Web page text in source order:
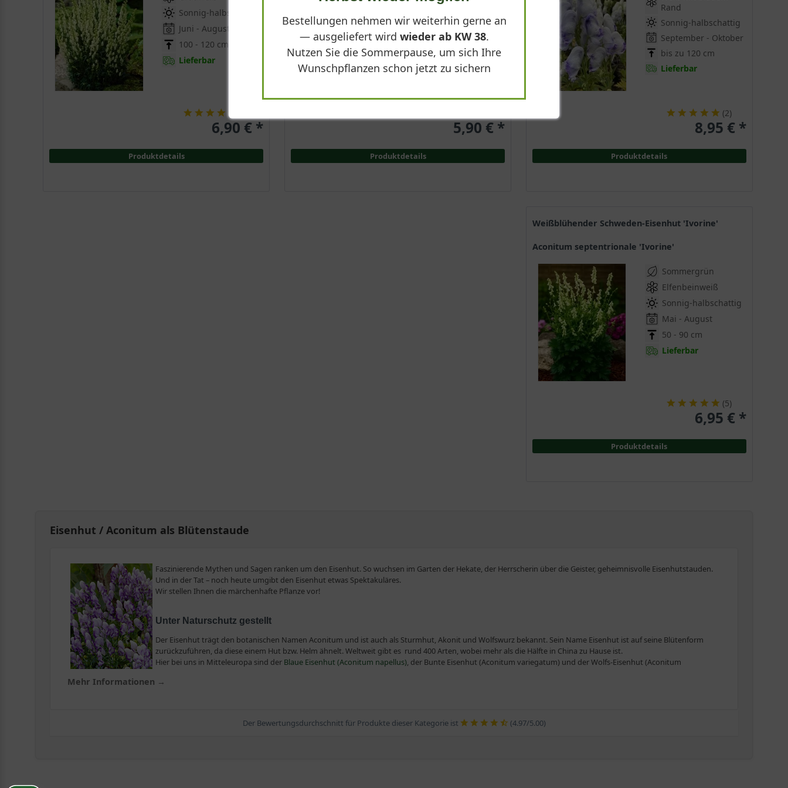
Rand
Sonnig-halbschattig
September - Oktober
bis zu 120 cm
Lieferbar
(2)
8,95 € *
Produktdetails
schattig
Juni - Oktober
50 - 90 cm
Lieferbar
5,90 € *
Produktdetails
Sonnig-halbschattig
Juni - August
100 - 120 cm
Lieferbar
6,90 € *
Produktdetails
Weißblühender Schweden-Eisenhut 'Ivorine'
Aconitum septentrionale 'Ivorine'
Sommergrün
Elfenbeinweiß
Sonnig-halbschattig
Mai - August
50 - 90 cm
Lieferbar
(5)
6,95 € *
Produktdetails
Eisenhut / Aconitum als Blütenstaude
Faszinierende Mythen und Sagen ranken um den Eisenhut. So wuchsen im Garten der Hekate, der Herrscherin über die Geister, geheimnisvolle Eisenhutstauden.
Und in der Tat – noch heute umgibt den Eisenhut etwas Spektakuläres.
Wir stellen Ihnen die märchenhafte Pflanze vor!
Unter Naturschutz gestellt
Der Eisenhut trägt den botanischen Namen Aconitum und ist auch als Sturmhut, Akonit und Wolfswurz bekannt. Sein Name Eisenhut ist auf seine Blütenform
zurückzuführen, da diese einem Hut bzw. Helm ähnelt. Weltweit gibt es rund 400 Arten, wobei mehr als die Hälfte in China zu Hause ist.
Hier bei uns in Mitteleuropa sind der Blaue Eisenhut (Aconitum napellus), der Bunte Eisenhut (Aconitum variegatum) und der Wolfs-Eisenhut (Aconitum
Der Eisenhut ist eine krautige, teils straff aufrecht wachsende, teils windende Pflanze mit dunkelgrünen, meist rundlichen und eingeschnittenen Blättern. Die zwittrigen Blüten sind
Mehr Informationen →
Der Bewertungsdurchschnitt für Produkte dieser Kategorie ist (4.97/5.00)
Bestellungen nehmen wir weiterhin gerne an
— ausgeliefert wird wieder ab KW 38.
Nutzen Sie die Sommerpause, um sich Ihre
Wunschpflanzen schon jetzt zu sichern